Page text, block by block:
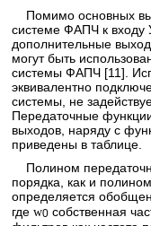
Помимо основных
системе ФАПЧ к входу
дополнительные
могут быть
системы ФАПЧ [11].
эквивалентно
системы, не
Передаточные
выходов, наряду с
приведены в таблице.
Полином
порядка, как и
определяется
гдеw0 собственная